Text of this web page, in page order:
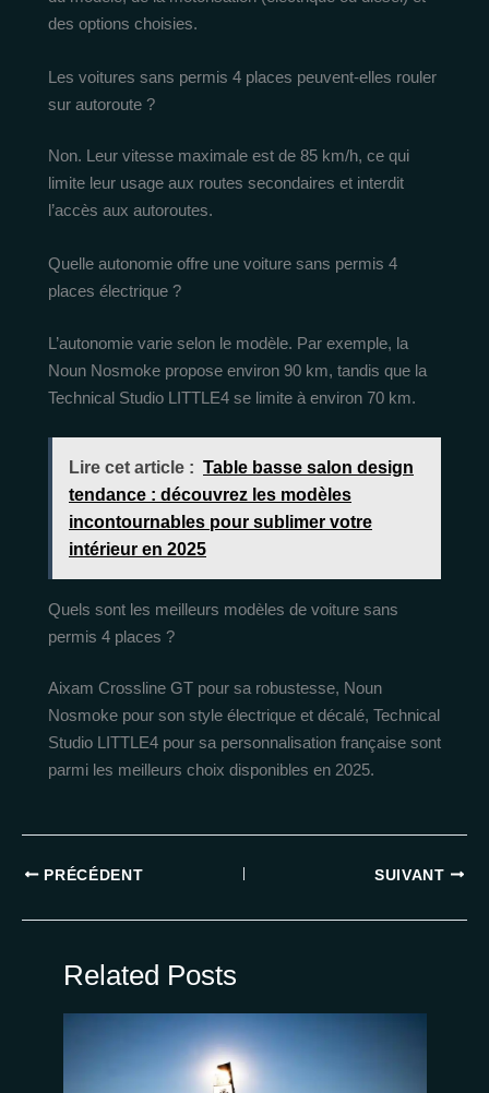
des options choisies.
Les voitures sans permis 4 places peuvent-elles rouler
sur autoroute ?
Non. Leur vitesse maximale est de 85 km/h, ce qui
limite leur usage aux routes secondaires et interdit
l’accès aux autoroutes.
Quelle autonomie offre une voiture sans permis 4
places électrique ?
L’autonomie varie selon le modèle. Par exemple, la
Noun Nosmoke propose environ 90 km, tandis que la
Technical Studio LITTLE4 se limite à environ 70 km.
Lire cet article : Table basse salon design
tendance : découvrez les modèles
incontournables pour sublimer votre
intérieur en 2025
Quels sont les meilleurs modèles de voiture sans
permis 4 places ?
Aixam Crossline GT pour sa robustesse, Noun
Nosmoke pour son style électrique et décalé, Technical
Studio LITTLE4 pour sa personnalisation française sont
parmi les meilleurs choix disponibles en 2025.
PRÉCÉDENT SUIVANT
Related Posts